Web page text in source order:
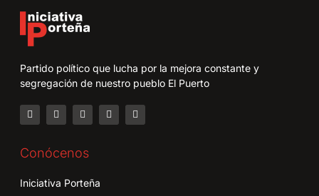
Partido político que lucha por la mejora constante y
segregación de nuestro pueblo El Puerto
Conócenos
Iniciativa Porteña